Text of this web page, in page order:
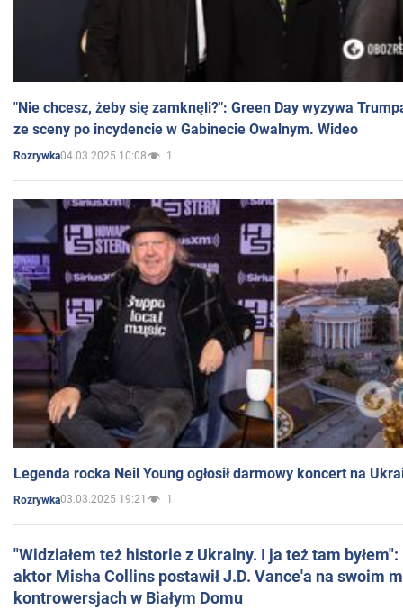
"Nie chcesz, żeby się zamknęli?": Green Day wyzywa
ze sceny po incydencie w Gabinecie Owalnym. Wideo
Rozrywka04.03.2025 10:08 1
Legenda rocka Neil Young ogłosił darmowy koncert na
Rozrywka03.03.2025 19:21 1
"Widziałem też historie z Ukrainy. I ja też tam
aktor Misha Collins postawił J.D. Vance'a na swoim
kontrowersjach w Białym Domu